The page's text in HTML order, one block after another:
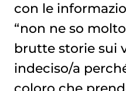
con le
“non ne so
brutte storie sui
indeciso/a